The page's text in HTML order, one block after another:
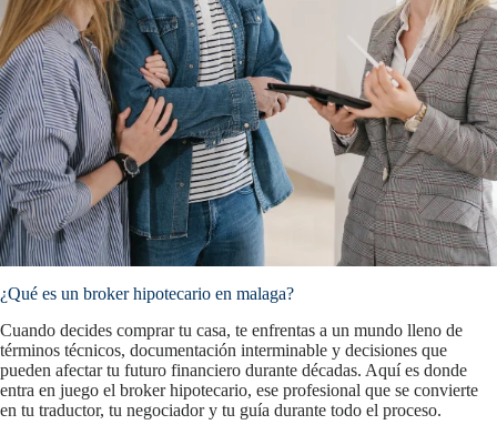
¿Qué es un broker hipotecario en malaga?
Cuando decides comprar tu casa, te enfrentas a un mundo lleno de
términos técnicos, documentación interminable y decisiones que
pueden afectar tu futuro financiero durante décadas. Aquí es donde
entra en juego el broker hipotecario, ese profesional que se convierte
en tu traductor, tu negociador y tu guía durante todo el proceso.